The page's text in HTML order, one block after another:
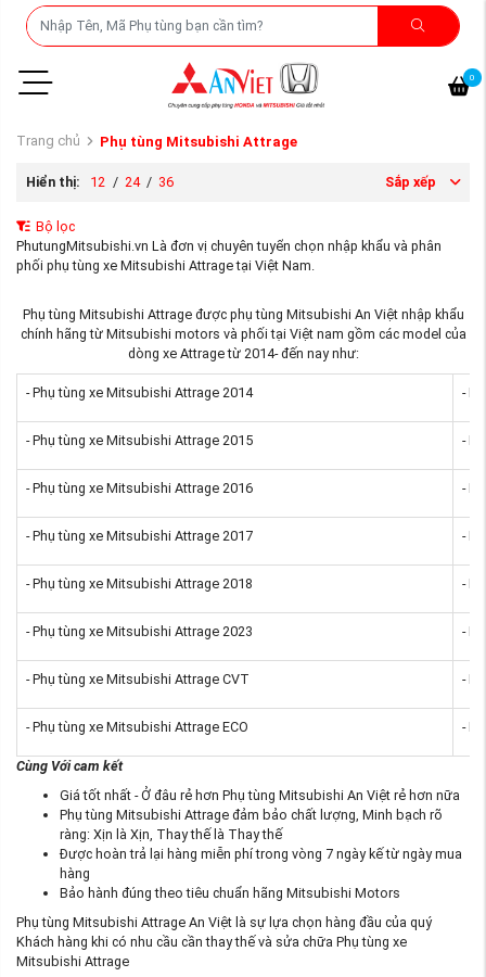
0
Trang chủ Phụ tùng Mitsubishi Attrage
Hiển thị: 12 / 24 / 36 Sắp xếp
Bộ lọc
PhutungMitsubishi.vn Là đơn vị chuyên tuyển chọn nhập khẩu và phân
phối phụ tùng xe Mitsubishi Attrage tại Việt Nam.
Phụ tùng Mitsubishi Attrage được phụ tùng Mitsubishi An Việt nhập khẩu
chính hãng từ Mitsubishi motors và phối tại Việt nam gồm các model của
dòng xe Attrage từ 2014- đến nay như:
- Phụ tùng xe Mitsubishi Attrage 2014 -
- Phụ tùng xe Mitsubishi Attrage 2015 -
- Phụ tùng xe Mitsubishi Attrage 2016 -
- Phụ tùng xe Mitsubishi Attrage 2017 -
- Phụ tùng xe Mitsubishi Attrage 2018 -
- Phụ tùng xe Mitsubishi Attrage 2023 -
- Phụ tùng xe Mitsubishi Attrage CVT -
- Phụ tùng xe Mitsubishi Attrage ECO -
Cùng Với cam kết
Giá tốt nhất - Ở đâu rẻ hơn Phụ tùng Mitsubishi An Việt rẻ hơn nữa
Phụ tùng Mitsubishi Attrage đảm bảo chất lượng, Minh bạch rõ
ràng: Xịn là Xịn, Thay thế là Thay thế
Được hoàn trả lại hàng miễn phí trong vòng 7 ngày kế từ ngày mua
hàng
Bảo hành đúng theo tiêu chuẩn hãng Mitsubishi Motors
Phụ tùng Mitsubishi Attrage An Việt là sự lựa chọn hàng đầu của quý
Khách hàng khi có nhu cầu cần thay thế và sửa chữa Phụ tùng xe
Mitsubishi Attrage